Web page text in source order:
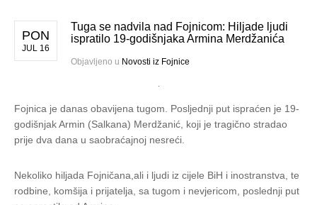
PON
JUL 16
Tuga se nadvila nad Fojnicom: Hiljade ljudi
ispratilo 19-godišnjaka Armina Merdžanića
Objavljeno u Novosti iz Fojnice
Fojnica je danas obavijena tugom. Posljednji put ispraćen je 19-
godišnjak Armin (Salkana) Merdžanić, koji je tragično stradao
prije dva dana u saobraćajnoj nesreći.
Nekoliko hiljada Fojničana,ali i ljudi iz cijele BiH i inostranstva, te
rodbine, komšija i prijatelja, sa tugom i nevjericom, poslednji put